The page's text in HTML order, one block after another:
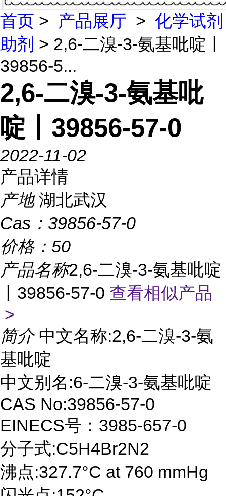
首页 > 产品展厅 > 化学试剂
助剂 > 2,6-二溴-3-氨基吡啶丨
39856-5...
2,6-二溴-3-氨基吡
啶丨39856-57-0
2022-11-02
产品详情
产地 湖北武汉
Cas： 39856-57-0
价格： 50
产品名称2,6-二溴-3-氨基吡啶
丨39856-57-0 查看相似产品
>
简介 中文名称:2,6-二溴-3-氨
基吡啶
中文别名:6-二溴-3-氨基吡啶
CAS No:39856-57-0
EINECS号：3985-657-0
分子式:C5H4Br2N2
沸点:327.7°C at 760 mmHg